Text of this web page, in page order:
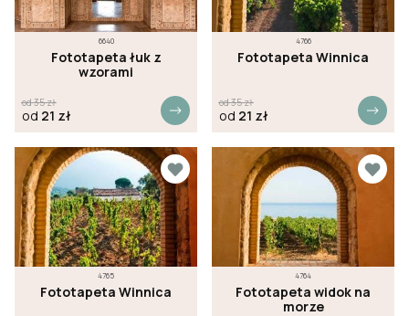
6640
Fototapeta łuk z
wzorami
od35zł
od 21 zł
4766
Fototapeta Winnica
od35zł
od 21 zł
4765
Fototapeta Winnica
4764
Fototapeta widok na
morze